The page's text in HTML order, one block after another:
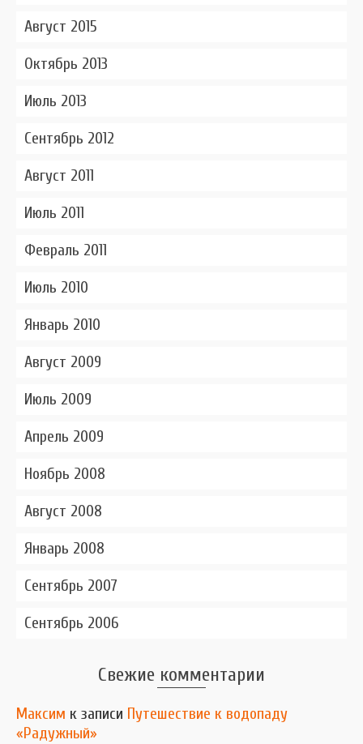
Август 2015
Октябрь 2013
Июль 2013
Сентябрь 2012
Август 2011
Июль 2011
Февраль 2011
Июль 2010
Январь 2010
Август 2009
Июль 2009
Апрель 2009
Ноябрь 2008
Август 2008
Январь 2008
Сентябрь 2007
Сентябрь 2006
Свежие комментарии
Максим к записи Путешествие к водопаду
«Радужный»